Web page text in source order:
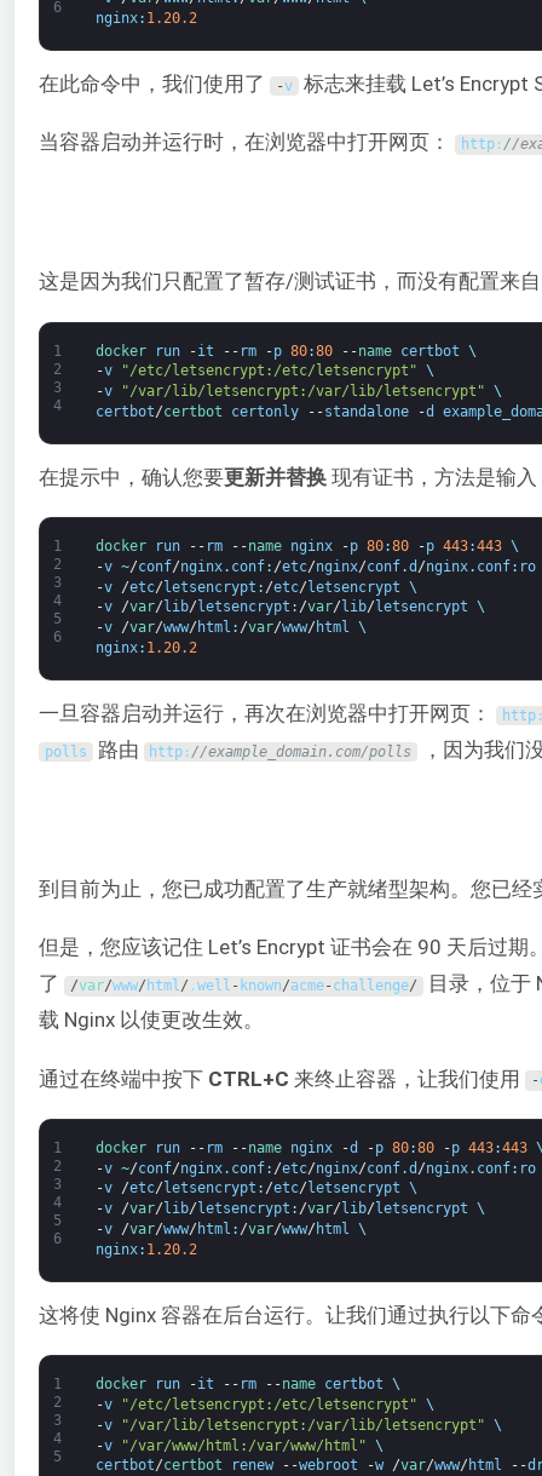
6
nginx: 1.20.2
在此命令中，我们使用了 -v 标志来挂载 Let’s Encrypt
当容器启动并运行时，在浏览器中打开网页： http: //
这是因为我们只配置了暂存/测试证书，而没有配置来自
1
2
3
4
docker run -it -- rm -p 80:80 --name certbot \
-v "/etc/letsencrypt:/etc/letsencrypt" \
-v "/var/lib/letsencrypt:/var/lib/letsencrypt" \
certbot/certbot certonly --standalone -d
在提示中，确认您要更新并替换 现有证书，方法是输入
1
2
3
4
5
6
docker run -- rm --name nginx -p 80:80 -p 443:443 \
-v ~/conf/nginx. conf: /etc/nginx/conf.d /nginx. conf: ro
-v /etc/letsencrypt : /etc/letsencrypt \
-v /var/ lib/ letsencrypt : /var/ lib/ letsencrypt \
-v /var/www/ html : /var/www/ html \
nginx: 1.20.2
一旦容器启动并运行，再次在浏览器中打开网页： http
polls 路由 http : //example_domain.com/polls ，因为我们
到目前为止，您已成功配置了生产就绪型架构。您已
但是，您应该记住 Let’s Encrypt 证书会在 90 天后过
了
/var/www/ html/ .well - known/acme- challenge/ 目录，位于
载 Nginx 以使更改生效。
通过在终端中按下 CTRL+C 来终止容器，让我们使用 -
1
2
3
4
5
6
docker run -- rm --name nginx -d -p 80:80 -p 443:443
-v ~/conf/nginx. conf: /etc/nginx/conf.d /nginx. conf: ro
-v /etc/ letsencrypt : /etc/ letsencrypt \
-v /var/ lib/ letsencrypt : /var/ lib/ letsencrypt \
-v /var/www/ html : /var/www/ html \
nginx: 1.20.2
这将使 Nginx 容器在后台运行。让我们通过执行以下命
1
2
3
4
5
docker run -it -- rm --name certbot \
-v "/etc/letsencrypt:/etc/letsencrypt" \
-v "/var/lib/letsencrypt:/var/lib/letsencrypt" \
-v "/var/www/html:/var/www/html" \
certbot/certbot renew --webroot -w /var/www/ html --